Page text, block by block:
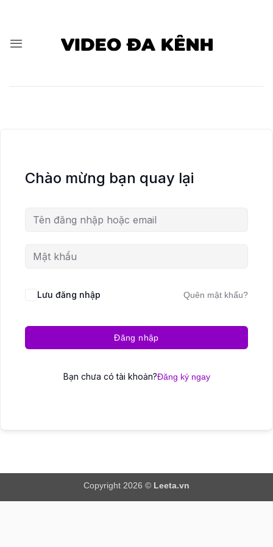
dung
Chào mừng bạn quay lại
Lưu đăng nhập Quên mật khẩu?
Đăng nhập
Bạn chưa có tài khoản?Đăng ký ngay
Copyright 2026 © Leeta.vn